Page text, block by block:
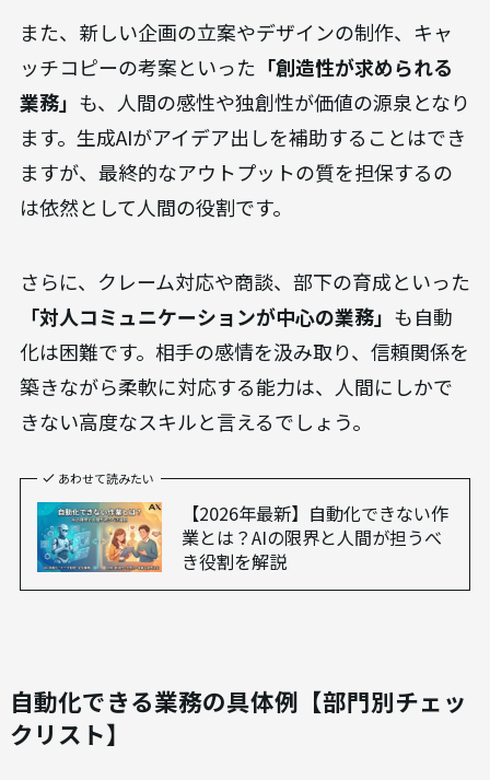
的には経営戦略の策定や、前例のないトラブルへ
の対応などが挙げられます。これらの業務は、状況
を多角的に分析し、倫理的な判断や将来予測を含
めて総合的に結論を出す必要があり、現時点のAIに
は困難です。
ッチコピーの考案といった「創造性が求められる
業務」も、人間の感性や独創性が価値の源泉となり
ます。生成AIがアイデア出しを補助することはでき
ますが、最終的なアウトプットの質を担保するの
は依然として人間の役割です。
さらに、クレーム対応や商談、部下の育成といった
「対人コミュニケーションが中心の業務」も自動
化は困難です。相手の感情を汲み取り、信頼関係を
あわせて読みたい